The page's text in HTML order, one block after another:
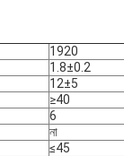
1920
1.8±0.2
12±5
≥40
6
না
≤45